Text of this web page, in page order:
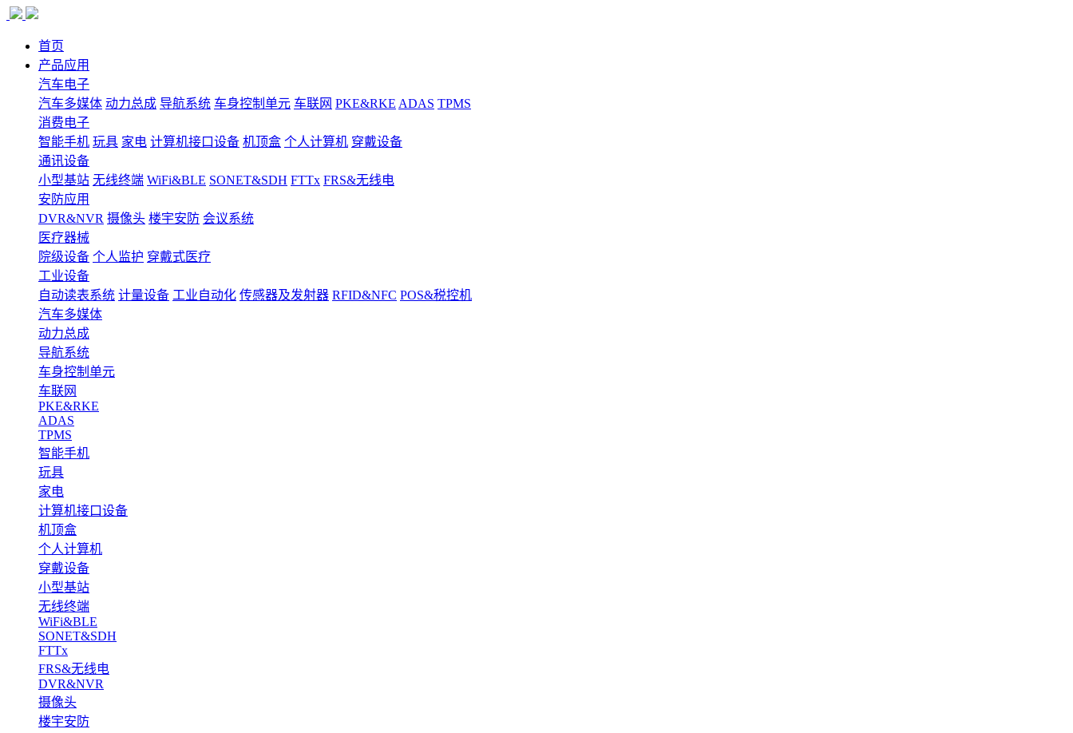
首页
产品应用
汽车电子
汽车多媒体 动力总成 导航系统 车身控制单元 车联网 PKE&RKE ADAS TPMS
消费电子
智能手机 玩具 家电 计算机接口设备 机顶盒 个人计算机 穿戴设备
通讯设备
小型基站 无线终端 WiFi&BLE SONET&SDH FTTx FRS&无线电
安防应用
DVR&NVR 摄像头 楼宇安防 会议系统
医疗器械
院级设备 个人监护 穿戴式医疗
工业设备
自动读表系统 计量设备 工业自动化 传感器及发射器 RFID&NFC POS&税控机
汽车多媒体
动力总成
导航系统
车身控制单元
车联网
PKE&RKE
ADAS
TPMS
智能手机
玩具
家电
计算机接口设备
机顶盒
个人计算机
穿戴设备
小型基站
无线终端
WiFi&BLE
SONET&SDH
FTTx
FRS&无线电
DVR&NVR
摄像头
楼宇安防